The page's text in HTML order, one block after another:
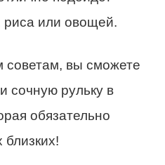
риса или овощей.
советам, вы сможете
сочную рульку в
обязательно
близких!